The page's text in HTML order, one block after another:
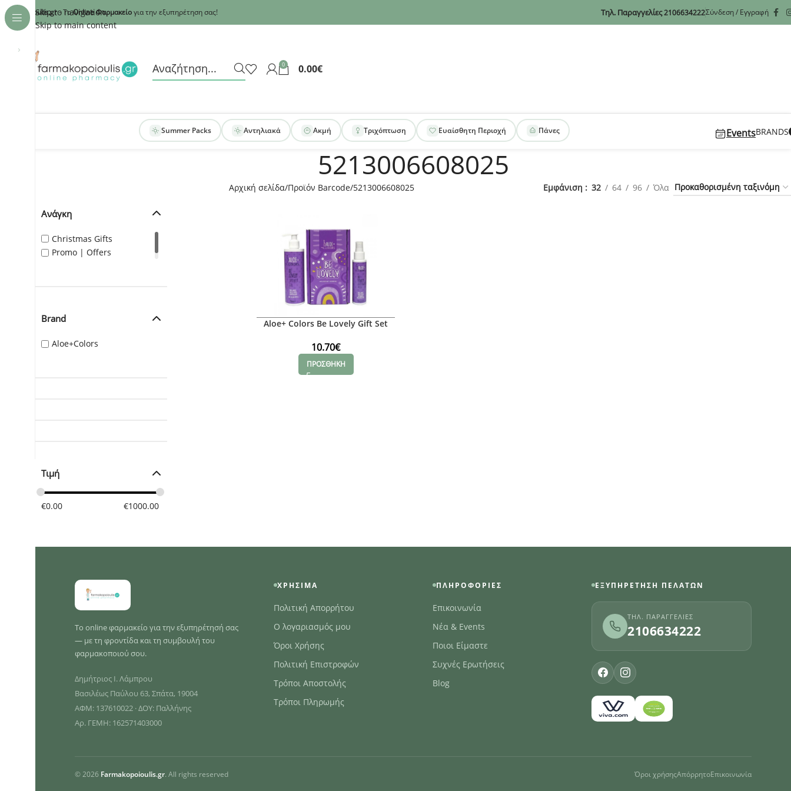
Skip to navigation
Skip to main content
›
- ΤοOnline Φαρμακείογια την εξυπηρέτηση σας! Τηλ. Παραγγελίες2106634222Σύνδεση / Εγγραφή
0 0.00€
Summer Packs Αντηλιακά Ακμή Τριχόπτωση Ευαίσθητη Περιοχή Πάνες EventsBRANDS
5213006608025
Ανάγκη
Christmas Gifts
Promo | Offers
Brand
Aloe+Colors
Τιμή
€0.00 €1000.00
Αρχική σελίδα Προϊόν Barcode 5213006608025 Εμφάνιση 32 64 96 Όλα
Aloe+ Colors Be Lovely Gift Set
10.70€
ΠΡΟΣΘΗΚΗ
Το online φαρμακείο για την εξυπηρέτησή σας
— με τη φροντίδα και τη συμβουλή του
φαρμακοποιού σου.
Δημήτριος Ι. Λάμπρου
Βασιλέως Παύλου 63, Σπάτα, 19004
ΑΦΜ: 137610022 · ΔΟΥ: Παλλήνης
Αρ. ΓΕΜΗ: 162571403000
ΧΡΉΣΙΜΑ
Πολιτική Απορρήτου
Ο λογαριασμός μου
Όροι Χρήσης
Πολιτική Επιστροφών
Τρόποι Αποστολής
Τρόποι Πληρωμής
ΠΛΗΡΟΦΟΡΊΕΣ
Επικοινωνία
Νέα & Events
Ποιοι Είμαστε
Συχνές Ερωτήσεις
Blog
ΕΞΥΠΗΡΈΤΗΣΗ ΠΕΛΑΤΏΝ
ΤΗΛ. ΠΑΡΑΓΓΕΛΊΕΣ
2106634222
© 2026 Farmakopoioulis.gr. All rights reserved Όροι χρήσηςΑπόρρητοΕπικοινωνία